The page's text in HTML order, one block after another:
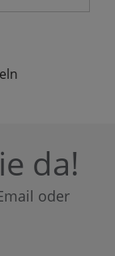
da!
oder